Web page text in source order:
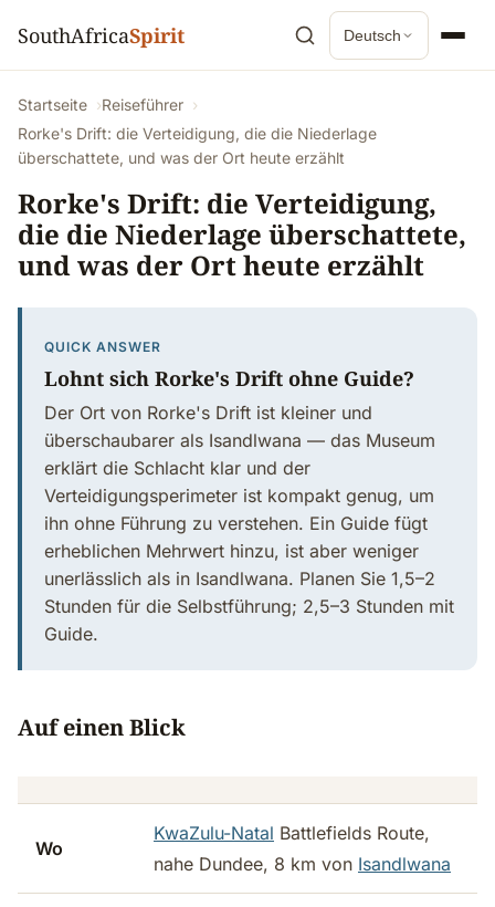
SouthAfricaSpirit Deutsch
Startseite
Reiseführer
Rorke's Drift: die Verteidigung, die die Niederlage
überschattete, und was der Ort heute erzählt
Rorke's Drift: die Verteidigung,
die die Niederlage überschattete,
und was der Ort heute erzählt
QUICK ANSWER
Lohnt sich Rorke's Drift ohne Guide?
Der Ort von Rorke's Drift ist kleiner und
überschaubarer als Isandlwana — das Museum
erklärt die Schlacht klar und der
Verteidigungsperimeter ist kompakt genug, um
ihn ohne Führung zu verstehen. Ein Guide fügt
erheblichen Mehrwert hinzu, ist aber weniger
unerlässlich als in Isandlwana. Planen Sie 1,5–2
Stunden für die Selbstführung; 2,5–3 Stunden mit
Guide.
Auf einen Blick
Wo
KwaZulu-Natal Battlefields Route,
nahe Dundee, 8 km von Isandlwana